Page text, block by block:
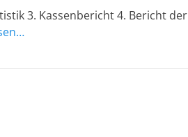
3. Kassenbericht 4. Bericht der